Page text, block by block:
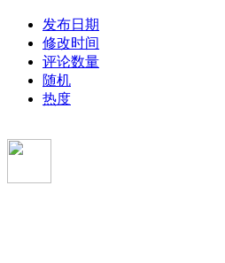
发布日期
修改时间
评论数量
随机
热度